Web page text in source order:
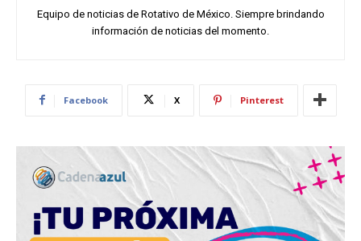
Equipo de noticias de Rotativo de México. Siempre brindando
información de noticias del momento.
Facebook X Pinterest